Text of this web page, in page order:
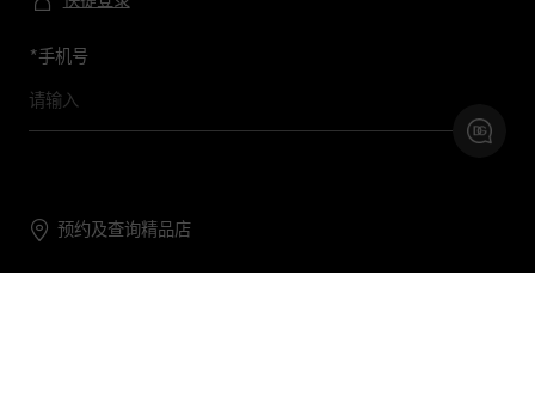
*手机号
预约及查询精品店